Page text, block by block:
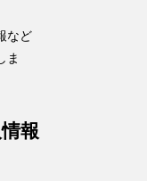
など
ま
報